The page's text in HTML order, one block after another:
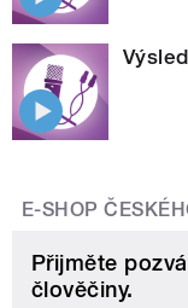
E-SHOP
Přijměte
člověčiny.